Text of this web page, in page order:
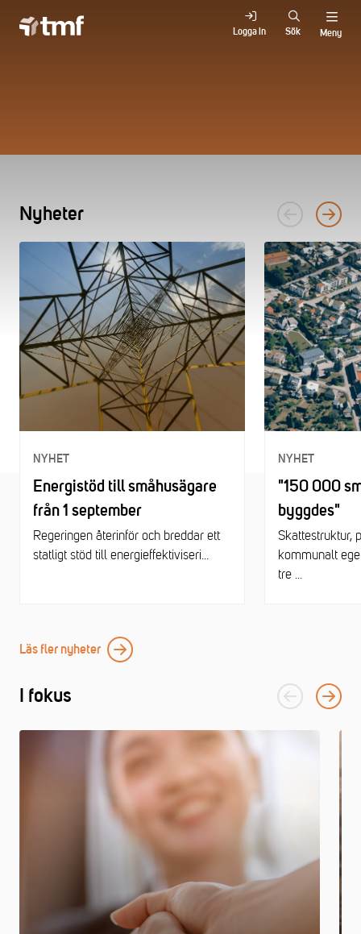
Logga in Sök Meny
Nyheter
NYHET
Energistöd till småhusägare
från 1 september
Regeringen återinför och breddar ett
statligt stöd till energieffektiviseri...
NYHET
"150 000
byggdes"
Skattestruktur,
kommunalt
tre ...
Läs fler nyheter
I fokus